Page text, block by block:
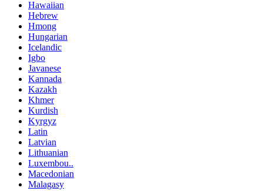
Hawaiian
Hebrew
Hmong
Hungarian
Icelandic
Igbo
Javanese
Kannada
Kazakh
Khmer
Kurdish
Kyrgyz
Latin
Latvian
Lithuanian
Luxembou..
Macedonian
Malagasy